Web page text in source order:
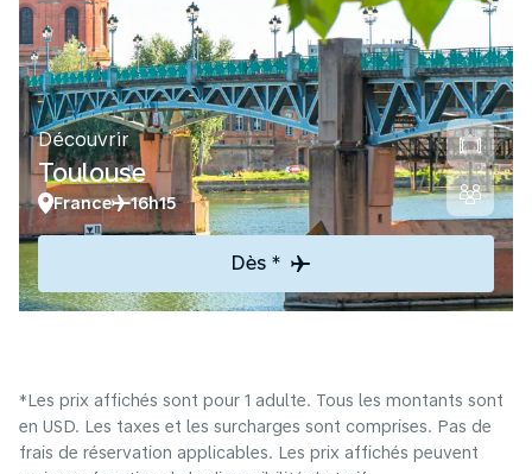
Découvrir
Toulouse
France 16h15
Dès *
*Les prix affichés sont pour 1 adulte. Tous les montants sont
en USD. Les taxes et les surcharges sont comprises. Pas de
frais de réservation applicables. Les prix affichés peuvent